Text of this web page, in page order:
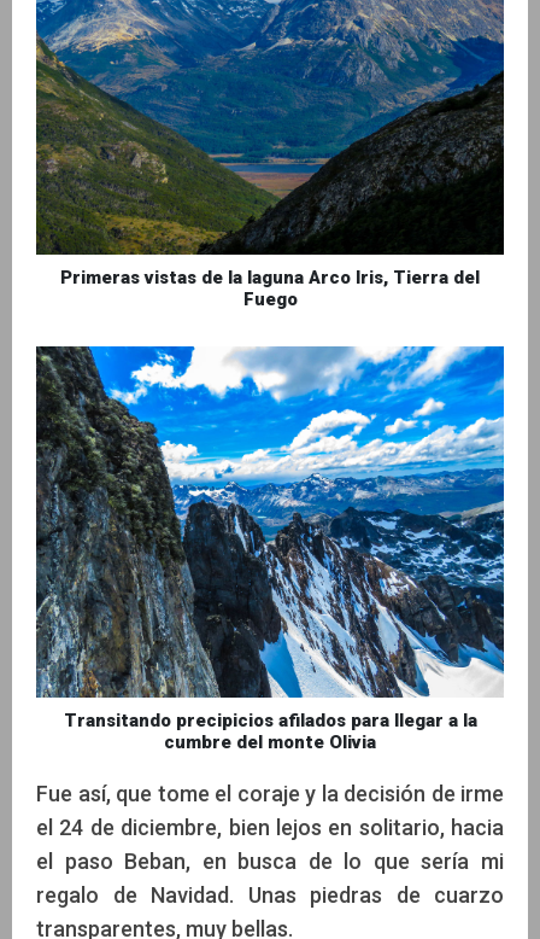
Primeras vistas de la laguna Arco Iris, Tierra del
Fuego
Transitando precipicios afilados para llegar a la
cumbre del monte Olivia
Fue así, que tome el coraje y la decisión de irme
el 24 de diciembre, bien lejos en solitario, hacia
el paso Beban, en busca de lo que sería mi
regalo de Navidad. Unas piedras de cuarzo
transparentes, muy bellas.